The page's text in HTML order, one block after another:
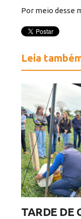
Por meio desse
Leia
TARDE DE